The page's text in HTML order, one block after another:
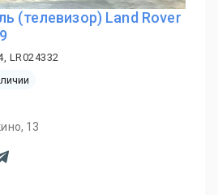
(телевизор) Land Rover
LR024332
13